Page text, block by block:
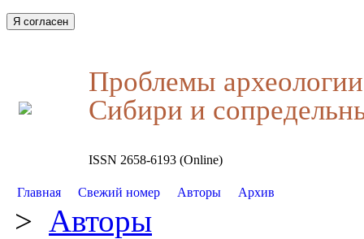
Я согласен
Проблемы
Сибири и
ISSN 2658-6193 (Online)
Главная Свежий номер Авторы Архив
> Авторы